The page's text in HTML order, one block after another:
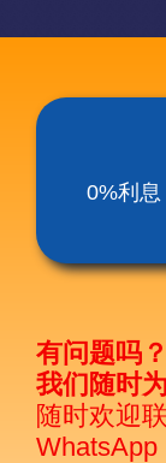
涅磐祖传平板电
0%利息
有问题吗？
我们随时
随时欢迎
WhatsApp